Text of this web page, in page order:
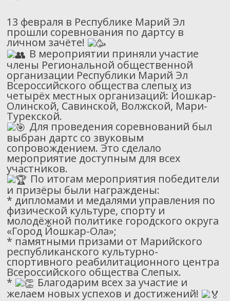
13 февраля в Республике Марий Эл
прошли соревнования по дартсу в
личном зачёте!
В мероприятии приняли участие
члены Региональной общественной
организации Республики Марий Эл
Всероссийского общества слепых из
четырёх местных организаций: Йошкар-
Олинской, Савинской, Волжской, Мари-
Турекской.
Для проведения соревнований был
выбран дартс со звуковым
сопровождением. Это сделало
мероприятие доступным для всех
участников.
По итогам мероприятия победители
и призёры были награждены:
* дипломами и медалями управления по
физической культуре, спорту и
молодёжной политике городского округа
«Город Йошкар-Ола»;
* памятными призами от Марийского
республиканского культурно-
спортивного реабилитационного центра
Всероссийского общества Слепых.
*
Благодарим всех за участие и
желаем новых успехов и достижений!